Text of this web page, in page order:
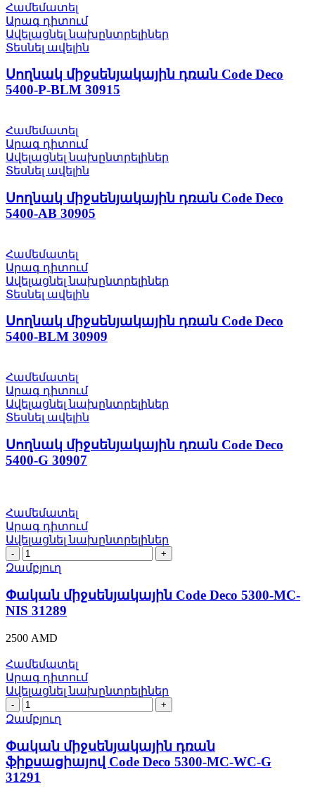
Համեմատել
Արագ դիտում
Ավելացնել նախընտրելիներ
Տեսնել ավելին
Սողնակ միջսենյակային դռան Code Deco
5400-P-BLM 30915
Համեմատել
Արագ դիտում
Ավելացնել նախընտրելիներ
Տեսնել ավելին
Սողնակ միջսենյակային դռան Code Deco
5400-AB 30905
Համեմատել
Արագ դիտում
Ավելացնել նախընտրելիներ
Տեսնել ավելին
Սողնակ միջսենյակային դռան Code Deco
5400-BLM 30909
Համեմատել
Արագ դիտում
Ավելացնել նախընտրելիներ
Տեսնել ավելին
Սողնակ միջսենյակային դռան Code Deco
5400-G 30907
Համեմատել
Արագ դիտում
Ավելացնել նախընտրելիներ
Փական
միջսենյակային
Code
Deco
5300-
MC-
31289
Զամբյուղ
Փական միջսենյակային Code Deco 5300-MC-
NIS 31289
2500 AMD
Համեմատել
Արագ դիտում
Ավելացնել նախընտրելիներ
Փական
միջսենյակային
ֆիքսացիայով
Code
Deco
5300-
Զամբյուղ
Փական միջսենյակային դռան
ֆիքսացիայով Code Deco 5300-MC-WC-G
31291